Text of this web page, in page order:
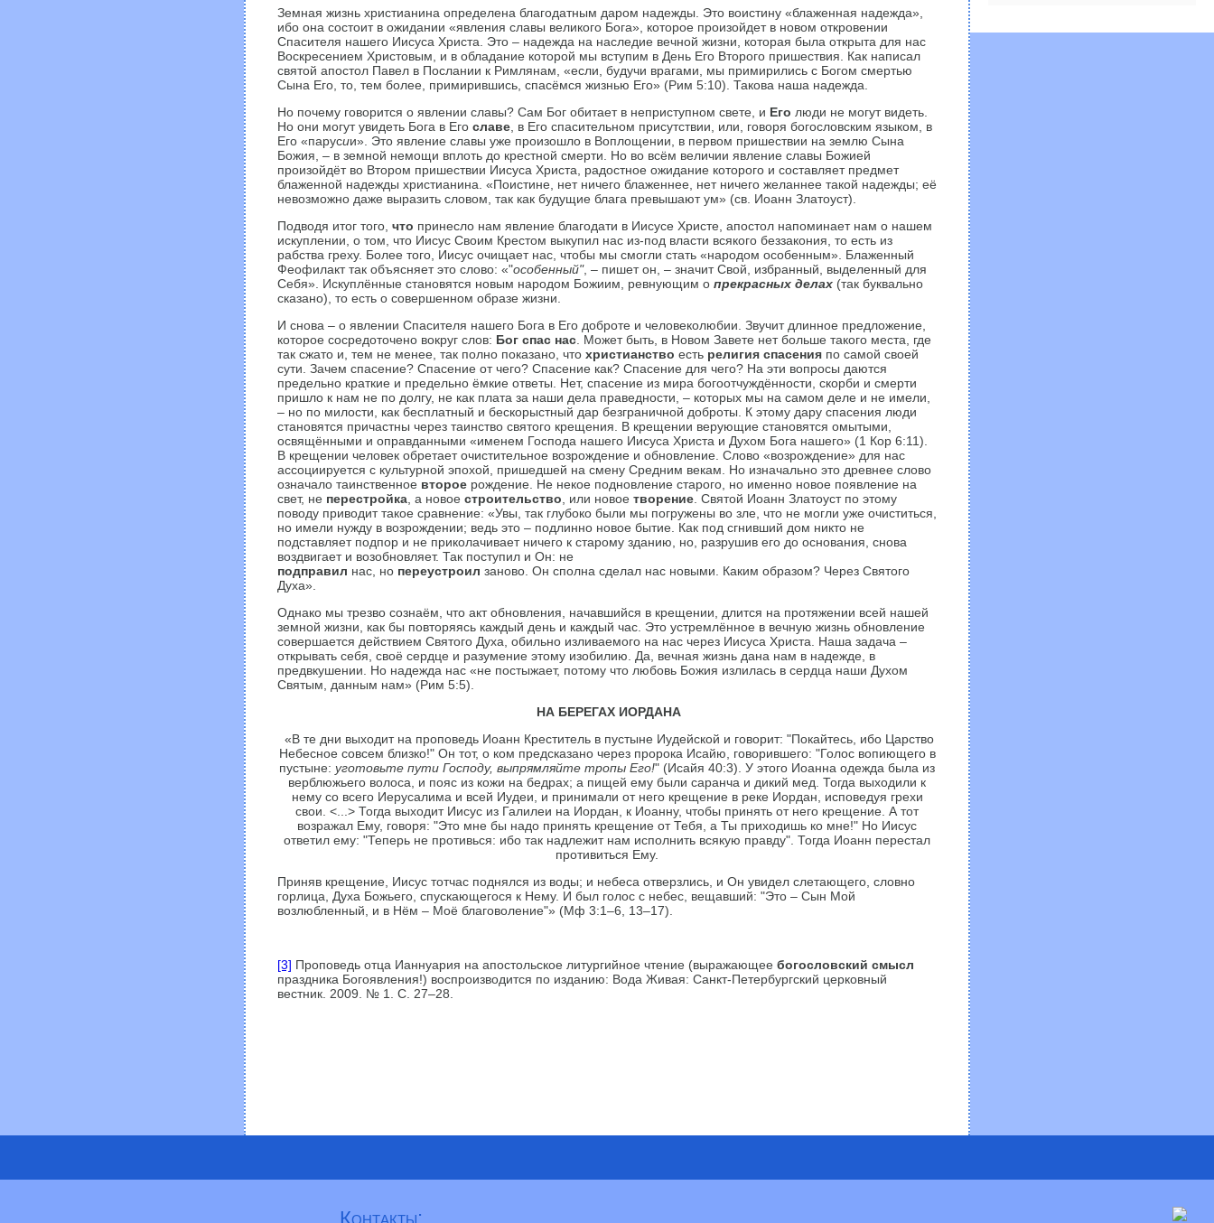
Земная жизнь христианина определена благодатным даром надежды. Это воистину «блаженная надежда»,
ибо она состоит в ожидании «явления славы великого Бога», которое произойдет в новом откровении
Спасителя нашего Иисуса Христа. Это – надежда на наследие вечной жизни, которая была открыта для нас
Воскресением Христовым, и в обладание которой мы вступим в День Его Второго пришествия. Как написал
святой апостол Павел в Послании к Римлянам, «если, будучи врагами, мы примирились с Богом смертью
Сына Его, то, тем более, примирившись, спасёмся жизнью Его» (Рим 5:10). Такова наша надежда.
Но почему говорится о явлении славы? Сам Бог обитает в неприступном свете, и Его люди не могут видеть.
Но они могут увидеть Бога в Его славе, в Его спасительном присутствии, или, говоря богословским языком, в
Его «парусии». Это явление славы уже произошло в Воплощении, в первом пришествии на землю Сына
Божия, – в земной немощи вплоть до крестной смерти. Но во всём величии явление славы Божией
произойдёт во Втором пришествии Иисуса Христа, радостное ожидание которого и составляет предмет
блаженной надежды христианина. «Поистине, нет ничего блаженнее, нет ничего желаннее такой надежды; её
невозможно даже выразить словом, так как будущие блага превышают ум» (св. Иоанн Златоуст).
Подводя итог того, что принесло нам явление благодати в Иисусе Христе, апостол напоминает нам о нашем
искуплении, о том, что Иисус Своим Крестом выкупил нас из-под власти всякого беззакония, то есть из
рабства греху. Более того, Иисус очищает нас, чтобы мы смогли стать «народом особенным». Блаженный
Феофилакт так объясняет это слово: «"особенный", – пишет он, – значит Свой, избранный, выделенный для
Себя». Искуплённые становятся новым народом Божиим, ревнующим о прекрасных делах (так буквально
сказано), то есть о совершенном образе жизни.
И снова – о явлении Спасителя нашего Бога в Его доброте и человеколюбии. Звучит длинное предложение,
которое сосредоточено вокруг слов: Бог спас нас. Может быть, в Новом Завете нет больше такого места, где
так сжато и, тем не менее, так полно показано, что христианство есть религия спасения по самой своей
сути. Зачем спасение? Спасение от чего? Спасение как? Спасение для чего? На эти вопросы даются
предельно краткие и предельно ёмкие ответы. Нет, спасение из мира богоотчуждённости, скорби и смерти
пришло к нам не по долгу, не как плата за наши дела праведности, – которых мы на самом деле и не имели,
– но по милости, как бесплатный и бескорыстный дар безграничной доброты. К этому дару спасения люди
становятся причастны через таинство святого крещения. В крещении верующие становятся омытыми,
освящёнными и оправданными «именем Господа нашего Иисуса Христа и Духом Бога нашего» (1 Кор 6:11).
В крещении человек обретает очистительное возрождение и обновление. Слово «возрождение» для нас
ассоциируется с культурной эпохой, пришедшей на смену Средним векам. Но изначально это древнее слово
означало таинственное второерождение. Не некое подновление старого, но именно новое появление на
свет, не перестройка, а новое строительство , или новое творение. Святой Иоанн Златоуст по этому
поводу приводит такое сравнение: «Увы, так глубоко были мы погружены во зле, что не могли уже очиститься,
но имели нужду в возрождении; ведь это – подлинно новое бытие. Как под сгнивший дом никто не
подставляет подпор и не приколачивает ничего к старому зданию, но, разрушив его до основания, снова
воздвигает и возобновляет. Так поступил и Он: не
подправил нас, но переустроил заново. Он сполна сделал нас новыми. Каким образом? Через Святого
Духа».
Однако мы трезво сознаём, что акт обновления, начавшийся в крещении, длится на протяжении всей нашей
земной жизни, как бы повторяясь каждый день и каждый час. Это устремлённое в вечную жизнь обновление
совершается действием Святого Духа, обильно изливаемого на нас через Иисуса Христа. Наша задача –
открывать себя, своё сердце и разумение этому изобилию. Да, вечная жизнь дана нам в надежде, в
предвкушении. Но надежда нас «не постыжает, потому что любовь Божия излилась в сердца наши Духом
Святым, данным нам» (Рим 5:5).
НА БЕРЕГАХ ИОРДАНА
«В те дни выходит на проповедь Иоанн Креститель в пустыне Иудейской и говорит: "Покайтесь, ибо Царство
Небесное совсем близко!" Он тот, о ком предсказано через пророка Исайю, говорившего: "Голос вопиющего в
пустыне: уготовьте пути Господу, выпрямляйте тропы Его!" (Исайя 40:3). У этого Иоанна одежда была из
верблюжьего волоса, и пояс из кожи на бедрах; а пищей ему были саранча и дикий мед. Тогда выходили к
нему со всего Иерусалима и всей Иудеи, и принимали от него крещение в реке Иордан, исповедуя грехи
свои. <...> Тогда выходит Иисус из Галилеи на Иордан, к Иоанну, чтобы принять от него крещение. А тот
возражал Ему, говоря: "Это мне бы надо принять крещение от Тебя, а Ты приходишь ко мне!" Но Иисус
ответил ему: "Теперь не противься: ибо так надлежит нам исполнить всякую правду". Тогда Иоанн перестал
противиться Ему.
Приняв крещение, Иисус тотчас поднялся из воды; и небеса отверзлись, и Он увидел слетающего, словно
горлица, Духа Божьего, спускающегося к Нему. И был голос с небес, вещавший: "Это – Сын Мой
возлюбленный, и в Нём – Моё благоволение"» (Мф 3:1–6, 13–17).
[3] Проповедь отца Ианнуария на апостольское литургийное чтение (выражающее богословский смысл
праздника Богоявления!) воспроизводится по изданию: Вода Живая: Санкт-Петербургский церковный
вестник. 2009. № 1. С. 27–28.
Контакты: